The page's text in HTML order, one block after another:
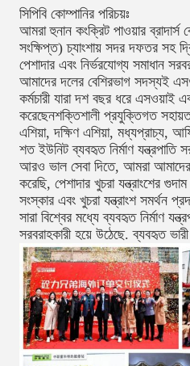
সিপিবি কোম্পানির পরিচয়ঃ
আমরা হুনান কংক্রিট পাওয়ার ব্রাদার্স
সংক্ষিপ্ত) চ্যাংশায় সদর দফতর সহ
পেশাদার এবং নির্ভরযোগ্য সমাধান
আমাদের দলের বেশিরভাগ সদস্যই
কর্মচারী যারা দশ বছর ধরে এসওয়াই
করেছেনশক্তিশালী প্রযুক্তিগত
এশিয়া, দক্ষিণ এশিয়া, মধ্যপ্রাচ্য,
শত ইউনিট ব্যবহৃত নির্মাণ যন্ত্রপাতি
আরও ভাল সেবা দিতে, আমরা আমাদের
করেছি, পেশাদার খুচরা যন্ত্রাংশের
সংস্কার এবং খুচরা যন্ত্রাংশ সমর্থন
সারা বিশ্বের মধ্যে ব্যবহৃত নির্মাণ
সরবরাহকারী হয়ে উঠেছে. ব্যবহৃত